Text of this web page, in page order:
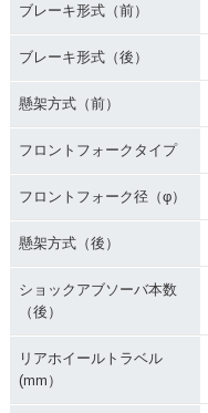
ブレーキ形式（前）
ブレーキ形式（後）
懸架方式（前）
フロントフォークタイプ
フロントフォーク径（φ）
懸架方式（後）
ショックアブソーバ本数
（後）
リアホイールトラベル
(mm）